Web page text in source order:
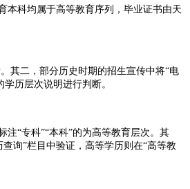
科均属于高等教育序列，毕业证书由天
其二，部分历史时期的招生宣传中将“电
历层次说明进行判断。
“专科”“本科”的为高等教育层次。其
询”栏目中验证，高等学历则在“高等教